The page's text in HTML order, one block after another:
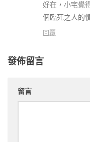
好在，小宅覺
個臨死之人的
回覆
發佈留言
留言